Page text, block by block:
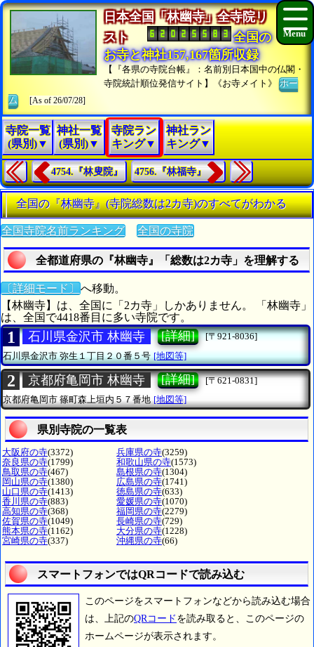
日本全国「林幽寺」全寺院リ
スト
全国の
お寺と神社157,167箇所収録
【『各県の寺院台帳』：名前別日本国中の仏閣・
寺院統計順位発信サイト】《お寺メイト》ホー
ム
[As of 26/07/28]
寺院一覧
(県別)▼
神社一覧
(県別)▼
寺院ラン
キング▼
神社ラン
キング▼
4754.『林叟院』 4756.『林福寺』
全国の『林幽寺』(寺院総数は2カ寺)のすべてがわかる
全国寺院名前ランキング 全国の寺院
全都道府県の『林幽寺』「総数は2カ寺」を理解する
〔詳細モード〕 へ移動。
【林幽寺】は、全国に「2カ寺」しかありません。 「林幽寺」
は、全国で4418番目に多い寺院です。
1 石川県金沢市 林幽寺 [詳細]
[〒921-8036]
石川県金沢市弥生１丁目２０番５号 [地図等]
2 京都府亀岡市 林幽寺 [詳細]
[〒621-0831]
京都府亀岡市 篠町森上垣内５７番地 [地図等]
県別寺院の一覧表
大阪府の寺(3372) 兵庫県の寺(3259)
奈良県の寺(1799) 和歌山県の寺(1573)
鳥取県の寺(467) 島根県の寺(1304)
岡山県の寺(1380) 広島県の寺(1741)
山口県の寺(1413) 徳島県の寺(633)
香川県の寺(883) 愛媛県の寺(1070)
高知県の寺(368) 福岡県の寺(2279)
佐賀県の寺(1049) 長崎県の寺(729)
熊本県の寺(1162) 大分県の寺(1228)
宮崎県の寺(337) 沖縄県の寺(66)
スマートフォンではQRコードで読み込む
このページをスマートフォンなどから読み込む場合
は、上記のQRコード を読み取ると、このページの
ホームページが表示されます。